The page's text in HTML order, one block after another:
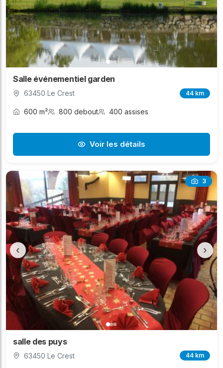
Salle événementiel garden
63450 Le Crest 44 km
600 m² 800 debout 400 assises
Voir les détails
3
‹ ›
salle des puys
63450 Le Crest 44 km